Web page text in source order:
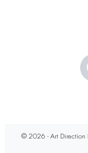
© 2026 - Art Direction